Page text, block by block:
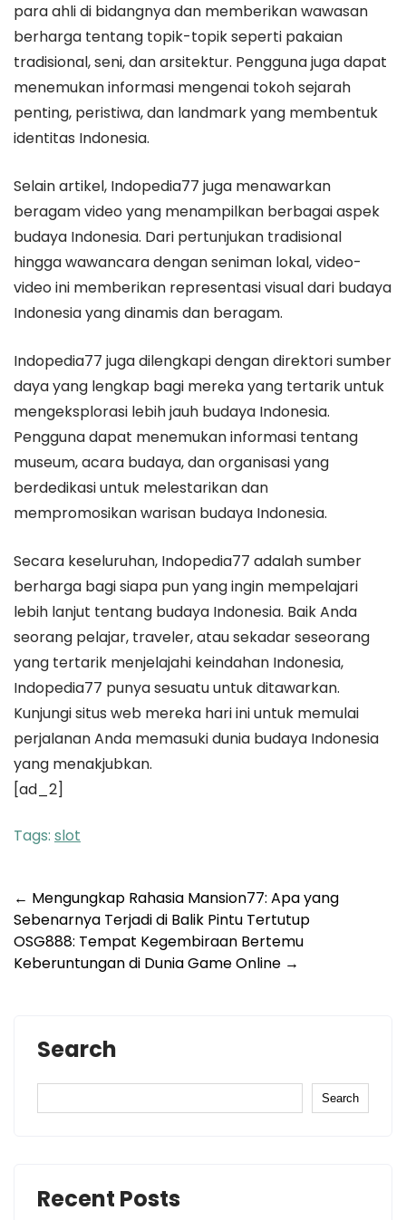
para ahli di bidangnya dan memberikan wawasan
berharga tentang topik-topik seperti pakaian
tradisional, seni, dan arsitektur. Pengguna juga dapat
menemukan informasi mengenai tokoh sejarah
penting, peristiwa, dan landmark yang membentuk
identitas Indonesia.
Selain artikel, Indopedia77 juga menawarkan
beragam video yang menampilkan berbagai aspek
budaya Indonesia. Dari pertunjukan tradisional
hingga wawancara dengan seniman lokal, video-
video ini memberikan representasi visual dari budaya
Indonesia yang dinamis dan beragam.
Indopedia77 juga dilengkapi dengan direktori sumber
daya yang lengkap bagi mereka yang tertarik untuk
mengeksplorasi lebih jauh budaya Indonesia.
Pengguna dapat menemukan informasi tentang
museum, acara budaya, dan organisasi yang
berdedikasi untuk melestarikan dan
mempromosikan warisan budaya Indonesia.
Secara keseluruhan, Indopedia77 adalah sumber
berharga bagi siapa pun yang ingin mempelajari
lebih lanjut tentang budaya Indonesia. Baik Anda
seorang pelajar, traveler, atau sekadar seseorang
yang tertarik menjelajahi keindahan Indonesia,
Indopedia77 punya sesuatu untuk ditawarkan.
Kunjungi situs web mereka hari ini untuk memulai
perjalanan Anda memasuki dunia budaya Indonesia
yang menakjubkan.
[ad_2]
Tags: slot
Post
navigation
← Mengungkap Rahasia Mansion77: Apa yang
Sebenarnya Terjadi di Balik Pintu Tertutup
OSG888: Tempat Kegembiraan Bertemu
Keberuntungan di Dunia Game Online →
Search
Search
Recent Posts